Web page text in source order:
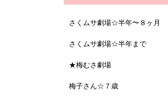
さくムサ劇場☆半年〜８ヶ月
さくムサ劇場☆半年まで
★梅むさ劇場
梅子さん☆７歳